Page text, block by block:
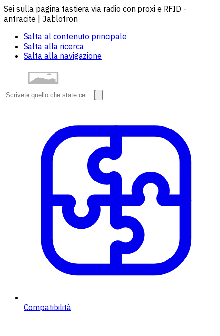
Sei sulla pagina tastiera via radio con proxi e RFID -
antracite | Jablotron
Salta al contenuto principale
Salta alla ricerca
Salta alla navigazione
Compatibilità